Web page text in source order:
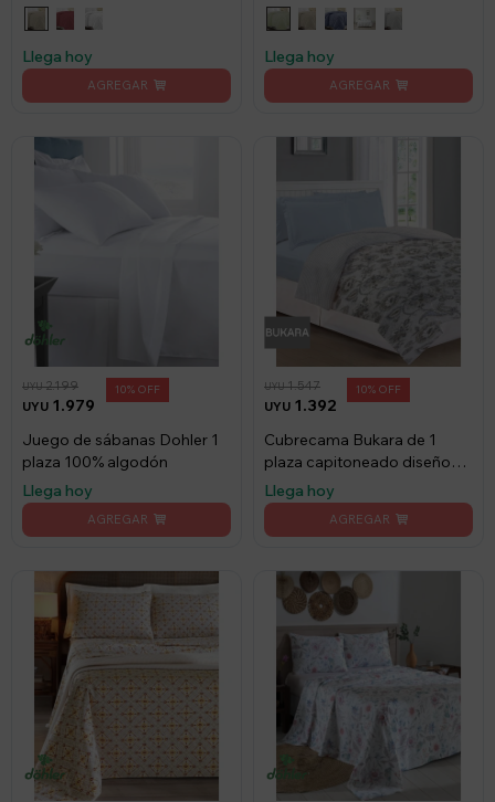
- Liso
Llega hoy
cm - Menta
Llega hoy
UYU 1.979
UYU2.199 10
Juego de sábanas Dohler 1
plaza 100% algodón
Llega hoy
UYU 1.392
UYU1.547 10
Cubrecama Bukara de 1
plaza capitoneado diseño
floreado
Llega hoy